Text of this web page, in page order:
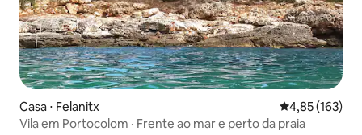
Casa ⋅ Felanitx 4,85 de uma
4,85 (163)
Vila em Portocolom · Frente ao mar e perto da praia